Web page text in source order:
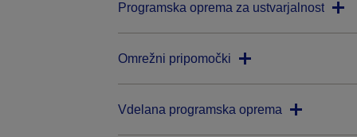
Programska oprema za ustvarjalnost
Omrežni pripomočki
Vdelana programska oprema